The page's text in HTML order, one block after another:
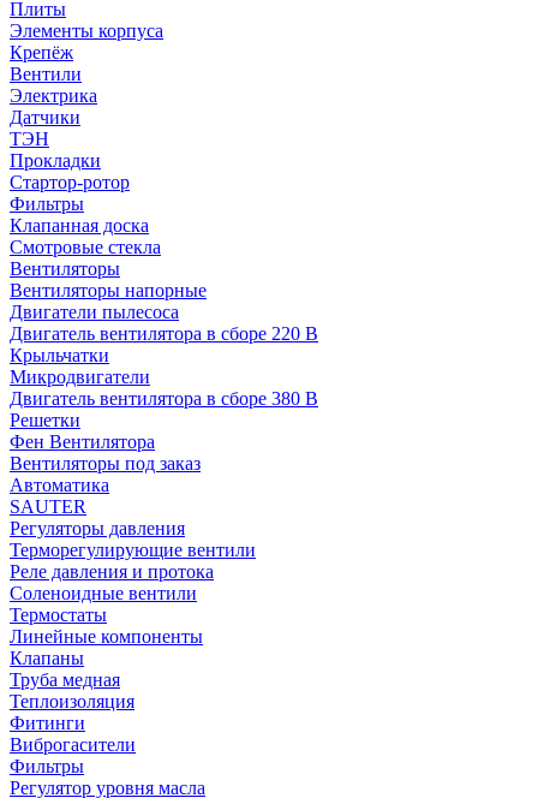
Плиты
Элементы корпуса
Крепёж
Вентили
Электрика
Датчики
ТЭН
Прокладки
Стартор-ротор
Фильтры
Клапанная доска
Смотровые стекла
Вентиляторы
Вентиляторы напорные
Двигатели пылесоса
Двигатель вентилятора в сборе 220 В
Крыльчатки
Микродвигатели
Двигатель вентилятора в сборе 380 В
Решетки
Фен Вентилятора
Вентиляторы под заказ
Автоматика
SAUTER
Регуляторы давления
Терморегулирующие вентили
Реле давления и протока
Соленоидные вентили
Термостаты
Линейные компоненты
Клапаны
Труба медная
Теплоизоляция
Фитинги
Виброгасители
Фильтры
Регулятор уровня масла